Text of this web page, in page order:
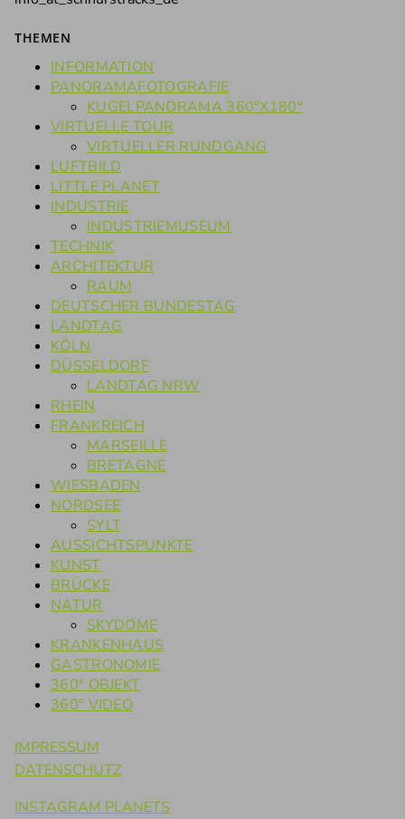
THEMEN
INFORMATION
PANORAMAFOTOGRAFIE
KUGELPANORAMA 360°X180°
VIRTUELLE TOUR
VIRTUELLER RUNDGANG
LUFTBILD
LITTLE PLANET
INDUSTRIE
INDUSTRIEMUSEUM
TECHNIK
ARCHITEKTUR
RAUM
DEUTSCHER BUNDESTAG
LANDTAG
KÖLN
DÜSSELDORF
LANDTAG NRW
RHEIN
FRANKREICH
MARSEILLE
BRETAGNE
WIESBADEN
NORDSEE
SYLT
AUSSICHTSPUNKTE
KUNST
BRÜCKE
NATUR
SKYDOME
KRANKENHAUS
GASTRONOMIE
360° OBJEKT
360° VIDEO
IMPRESSUM
DATENSCHUTZ
INSTAGRAM PLANETS